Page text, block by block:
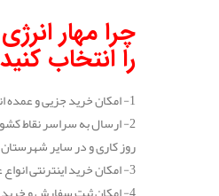
چرا مهار
را انتخاب
1- امکان خرید جزیی و عمده انواع عایق الاستومری
2- ارسال به سراسر نقاط
روز کاری و در سایر شهرستان ها طی 2
3- امکان خرید اینترنتی انواع عایق الاستومری